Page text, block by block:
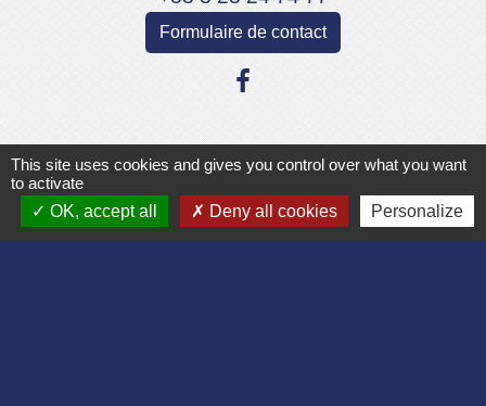
Formulaire de contact
Liens
Département de l'Aisne
This site uses cookies and gives you control over what you want
to activate
OK, accept all
Deny all cookies Personalize